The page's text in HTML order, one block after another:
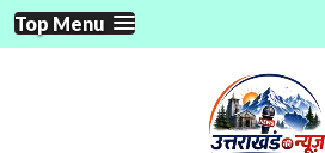
Skip
to
Top Menu